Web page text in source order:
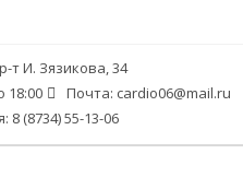
т И. Зязикова, 34
18:00
Почта: cardio06@mail.ru
8 (8734) 55-13-06